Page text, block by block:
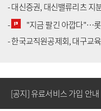
-대신증권, 대신밸류리츠
-
"지금 팔긴 아깝다"…
-한국교직원공제회, 대구교육
[공지] 유료서비스 가입 안내
[공지] 유료서비스 가입 안내